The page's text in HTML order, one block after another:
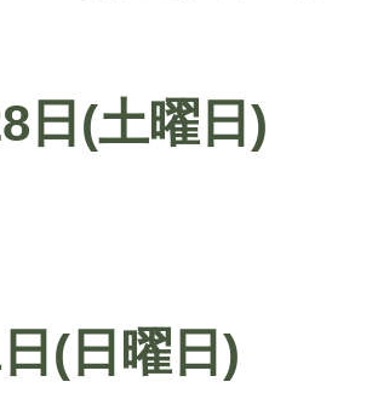
日(土曜日)
(日曜日)